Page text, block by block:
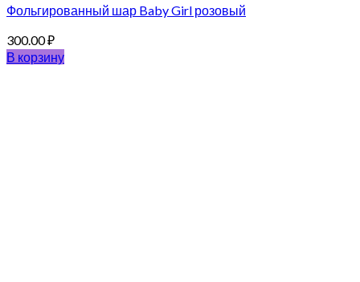
Фольгированный шар Baby Girl розовый
300.00₽
В корзину